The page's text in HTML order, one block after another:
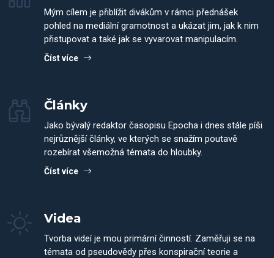
Mým cílem je přiblížit divákům v rámci přednášek
pohled na mediální gramotnost a ukázat jim, jak k nim
přistupovat a také jak se vyvarovat manipulacím.
Číst více
Články
Jako bývalý redaktor časopisu Epocha i dnes stále píši
nejrůznější články, ve kterých se snažím poutavě
rozebírat všemožná témata do hloubky.
Číst více
Videa
Tvorba videí je mou primární činností. Zaměřuji se na
témata od pseudovědy přes konspirační teorie a